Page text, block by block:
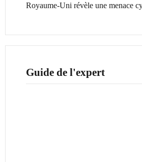
Royaume-Uni révèle une menace
Guide de l'expert